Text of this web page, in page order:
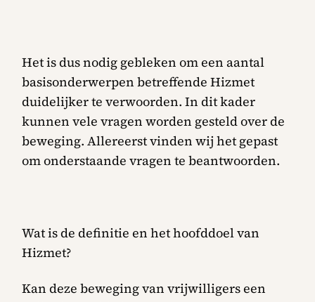
Het is dus nodig gebleken om een aantal
basisonderwerpen betreffende Hizmet
duidelijker te verwoorden. In dit kader
kunnen vele vragen worden gesteld over de
beweging. Allereerst vinden wij het gepast
om onderstaande vragen te beantwoorden.
Wat is de definitie en het hoofddoel van
Hizmet?
Kan deze beweging van vrijwilligers een